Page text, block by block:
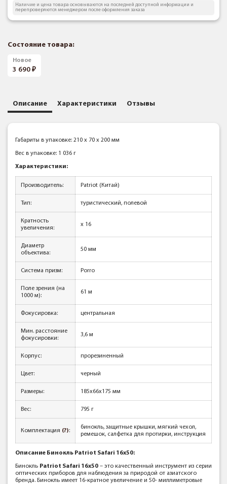
Наличие и цена товара основываются на последней доступной информации и
перепроверяются менеджером после оформления заказа
Состояние товара:
Новое
3 690
Описание Характеристики Отзывы
Габариты в упаковке: 210 x 70 x 200 мм
Вес в упаковке: 1 036 г
Характеристики:
Производитель: Patriot (Китай)
Тип: туристический, полевой
Кратность
увеличения:
x 16
Диаметр
объектива:
50 мм
Система призм: Porro
Поле зрения (на
1000 м):
61 м
Фокусировка: центральная
Мин. расстояние
фокусировки:
3,6 м
Корпус: прорезиненный
Цвет: черный
Размеры: 185x66x175 мм
Вес: 795 г
Комплектация (?):
бинокль, защитные крышки, мягкий чехол,
ремешок, салфетка для протирки, инструкция
Описание Бинокль Patriot Safari 16x50:
Бинокль Patriot Safari 16x50 – это качественный инструмент из серии
оптических приборов для наблюдения за природой от азиатского
бренда. Бинокль имеет 16-кратное увеличение и 50- миллиметровые